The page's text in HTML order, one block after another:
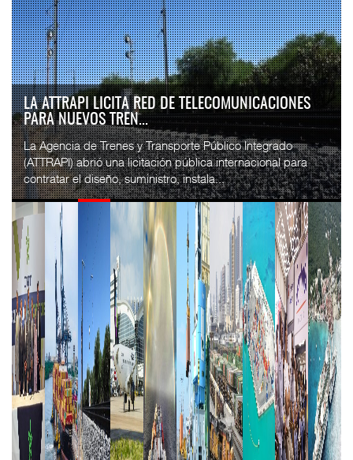
LA ATTRAPI LICITA RED DE TELECOMUNICACIONES
PARA NUEVOS TREN...
La Agencia de Trenes y Transporte Público Integrado
(ATTRAPI) abrió una licitación pública internacional para
contratar el diseño, suministro, instala...